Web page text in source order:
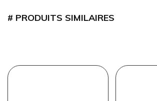
PRODUITS SIMILAIRES